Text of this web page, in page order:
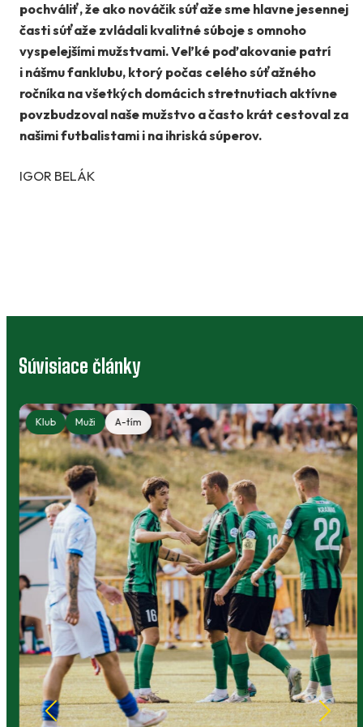
pochváliť, že ako nováčik súťaže sme hlavne jesennej
časti súťaže zvládali kvalitné súboje s omnoho
vyspelejšími mužstvami. Veľké poďakovanie patrí
i nášmu fanklubu, ktorý počas celého súťažného
ročníka na všetkých domácich stretnutiach aktívne
povzbudzoval naše mužstvo a často krát cestoval za
našimi futbalistami i na ihriská súperov.
IGOR BELÁK
Súvisiace články
Klub Muži A-tím